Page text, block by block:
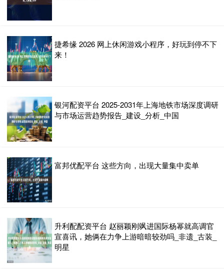
捷希缘 2026 网上休闲游戏小程序，好玩到停不下
来！
银河配资平台 2025-2031年上海地铁市场深度调研
与市场运营趋势报告_建设_分析_中国
富邦优配平台 这些方向，出现大量集中卖单
升利配配资平台 赵丽颖刚飒进国际杨幂就高调官
宣喜讯，她俩在力争上游暗暗较劲吗_非遗_古装_
明星